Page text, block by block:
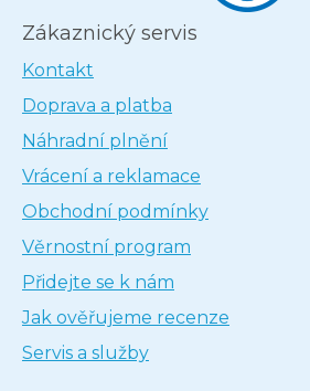
Zákaznický servis
Kontakt
Doprava a platba
Náhradní plnění
Vrácení a reklamace
Obchodní podmínky
Věrnostní program
Přidejte se k nám
Jak ověřujeme recenze
Servis a služby